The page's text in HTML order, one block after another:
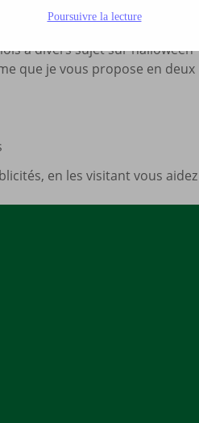
puisque c’est le 31 octobre,
à divers sujet sur halloween
que je vous propose en deux
en les visitant vous
Poursuivre la lecture